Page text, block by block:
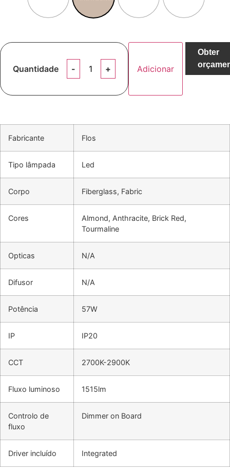
Quantidade Adicionar
Obter
Fabricante Flos
Tipo lâmpada Led
Corpo Fiberglass, Fabric
Cores
Almond, Anthracite, Brick Red,
Tourmaline
Opticas N/A
Difusor N/A
Potência 57W
IP IP20
CCT 2700K-2900K
Fluxo luminoso 1515lm
Controlo de
fluxo
Dimmer on Board
Driver incluído Integrated